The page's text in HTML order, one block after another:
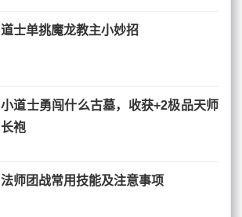
道士单挑魔龙教主小妙招
小道士勇闯什么古墓，收获+2极品天师
长袍
法师团战常用技能及注意事项